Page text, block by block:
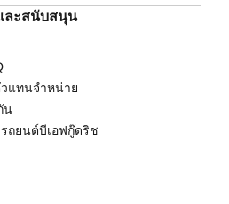
ละสนับสนุน
แทนจำหน่าย
น
ถยนต์บีเอฟกู๊ดริช